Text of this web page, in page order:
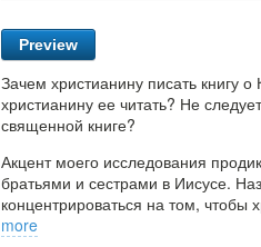
Preview
Зачем христианину писать книгу
христианину ее читать? Не
священной книге?
Акцент моего исследования
братьями и сестрами в Иисусе.
концентрироваться на том, чтобы
more